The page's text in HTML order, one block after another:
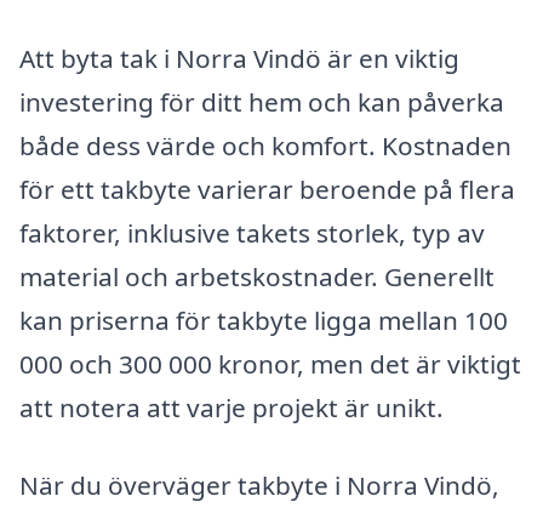
Att byta tak i Norra Vindö är en viktig
investering för ditt hem och kan påverka
både dess värde och komfort. Kostnaden
för ett takbyte varierar beroende på flera
faktorer, inklusive takets storlek, typ av
material och arbetskostnader. Generellt
kan priserna för takbyte ligga mellan 100
000 och 300 000 kronor, men det är viktigt
att notera att varje projekt är unikt.
När du överväger takbyte i Norra Vindö,